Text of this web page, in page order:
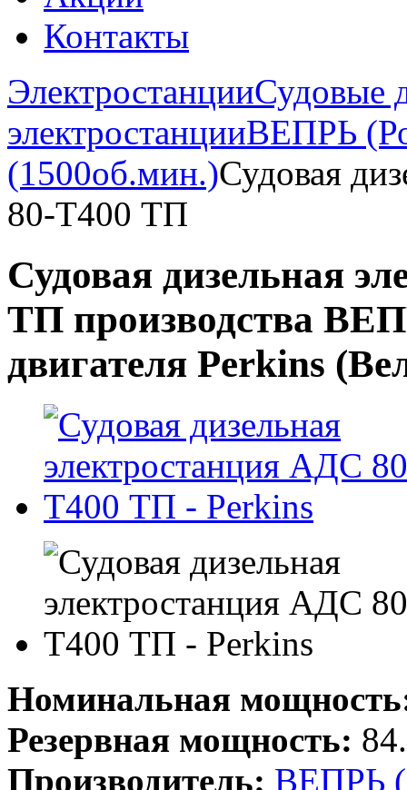
Контакты
ЭлектростанцииСудовые
электростанцииВЕПРЬ
(1500об.мин.)Судовая
80-Т400 ТП
Судовая дизельная
ТП производства
двигателя Perkins
Номинальная
Резервная мощность:
Производитель: ВЕПРЬ